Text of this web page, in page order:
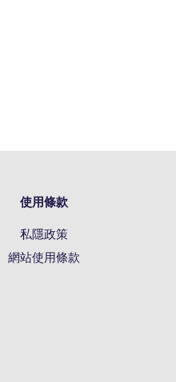
使用條款
私隱政策
網站使用條款